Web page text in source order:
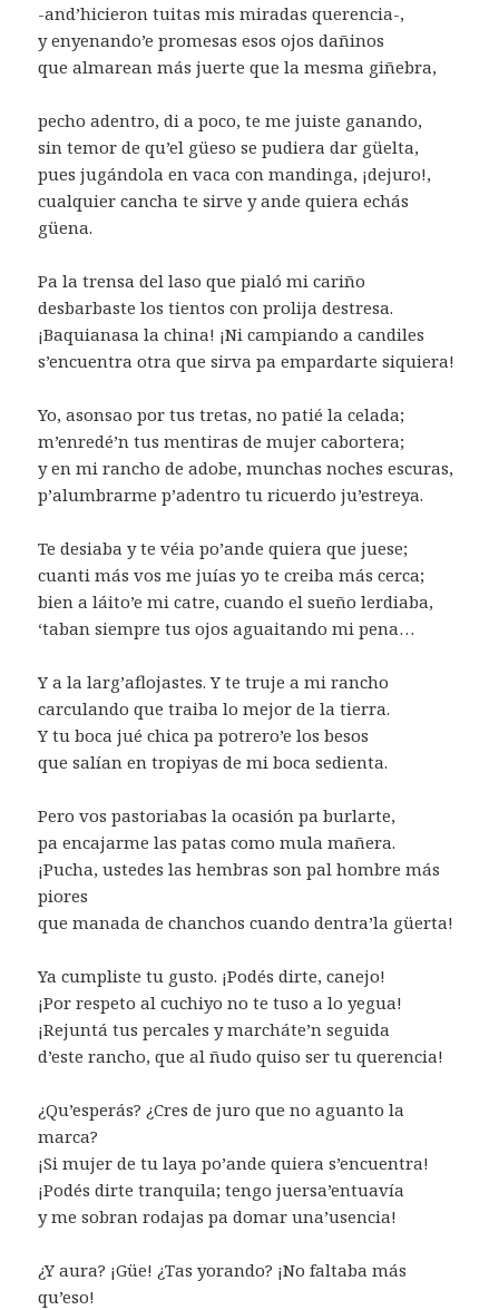
-and’hicieron tuitas mis miradas querencia-,
y enyenando’e promesas esos ojos dañinos
que almarean más juerte que la mesma giñebra,
pecho adentro, di a poco, te me juiste ganando,
sin temor de qu’el güeso se pudiera dar güelta,
pues jugándola en vaca con mandinga, ¡dejuro!,
cualquier cancha te sirve y ande quiera echás
güena.
Pa la trensa del laso que pialó mi cariño
desbarbaste los tientos con prolija destresa.
¡Baquianasa la china! ¡Ni campiando a candiles
s’encuentra otra que sirva pa empardarte siquiera!
Yo, asonsao por tus tretas, no patié la celada;
m’enredé’n tus mentiras de mujer cabortera;
y en mi rancho de adobe, munchas noches escuras,
p’alumbrarme p’adentro tu ricuerdo ju’estreya.
Te desiaba y te véia po’ande quiera que juese;
cuanti más vos me juías yo te creiba más cerca;
bien a láito’e mi catre, cuando el sueño lerdiaba,
‘taban siempre tus ojos aguaitando mi pena…
Y a la larg’aflojastes. Y te truje a mi rancho
carculando que traiba lo mejor de la tierra.
Y tu boca jué chica pa potrero’e los besos
que salían en tropiyas de mi boca sedienta.
Pero vos pastoriabas la ocasión pa burlarte,
pa encajarme las patas como mula mañera.
¡Pucha, ustedes las hembras son pal hombre más
piores
que manada de chanchos cuando dentra’la güerta!
Ya cumpliste tu gusto. ¡Podés dirte, canejo!
¡Por respeto al cuchiyo no te tuso a lo yegua!
¡Rejuntá tus percales y marcháte’n seguida
d’este rancho, que al ñudo quiso ser tu querencia!
¿Qu’esperás? ¿Cres de juro que no aguanto la
marca?
¡Si mujer de tu laya po’ande quiera s’encuentra!
¡Podés dirte tranquila; tengo juersa’entuavía
y me sobran rodajas pa domar una’usencia!
¿Y aura? ¡Güe! ¿Tas yorando? ¡No faltaba más
qu’eso!